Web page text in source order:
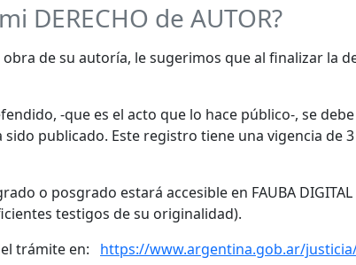
DERECHO de AUTOR?
de su autoría, le sugerimos que al finalizar la
-que es el acto que lo hace público-, se
publicado. Este registro tiene una vigencia de
o posgrado estará accesible en FAUBA
testigos de su originalidad).
trámite en:
https://www.argentina.gob.ar/